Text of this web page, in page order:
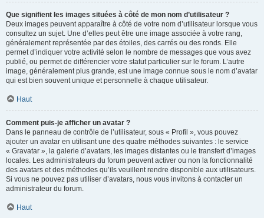
Que signifient les images situées à côté de mon nom d’utilisateur ?
Deux images peuvent apparaître à côté de votre nom d’utilisateur lorsque vous
consultez un sujet. Une d’elles peut être une image associée à votre rang,
généralement représentée par des étoiles, des carrés ou des ronds. Elle
permet d’indiquer votre activité selon le nombre de messages que vous avez
publié, ou permet de différencier votre statut particulier sur le forum. L’autre
image, généralement plus grande, est une image connue sous le nom d’avatar
qui est bien souvent unique et personnelle à chaque utilisateur.
Haut
Comment puis-je afficher un avatar ?
Dans le panneau de contrôle de l’utilisateur, sous « Profil », vous pouvez
ajouter un avatar en utilisant une des quatre méthodes suivantes : le service
« Gravatar », la galerie d’avatars, les images distantes ou le transfert d’images
locales. Les administrateurs du forum peuvent activer ou non la fonctionnalité
des avatars et des méthodes qu’ils veuillent rendre disponible aux utilisateurs.
Si vous ne pouvez pas utiliser d’avatars, nous vous invitons à contacter un
administrateur du forum.
Haut